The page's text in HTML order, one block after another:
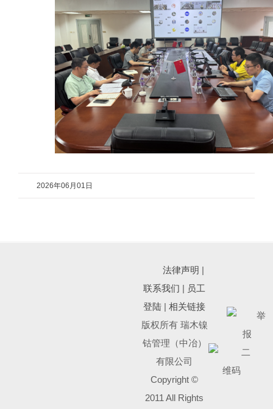
2026年06月01日
法律声明 |
联系我们 | 员工
登陆 |相关链接
版权所有 瑞木镍
钴管理（中冶）
有限公司
Copyright ©
2011 All Rights